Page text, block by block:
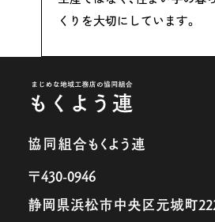
くりを大切にしています。
協同組合もくよう連
〒430-0946
静岡県浜松市中央区元城町